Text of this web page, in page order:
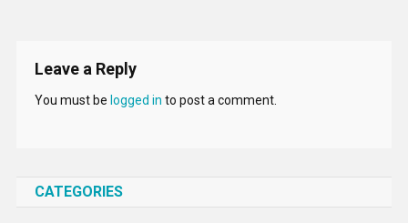
Leave a Reply
You must be logged in to post a comment.
CATEGORIES